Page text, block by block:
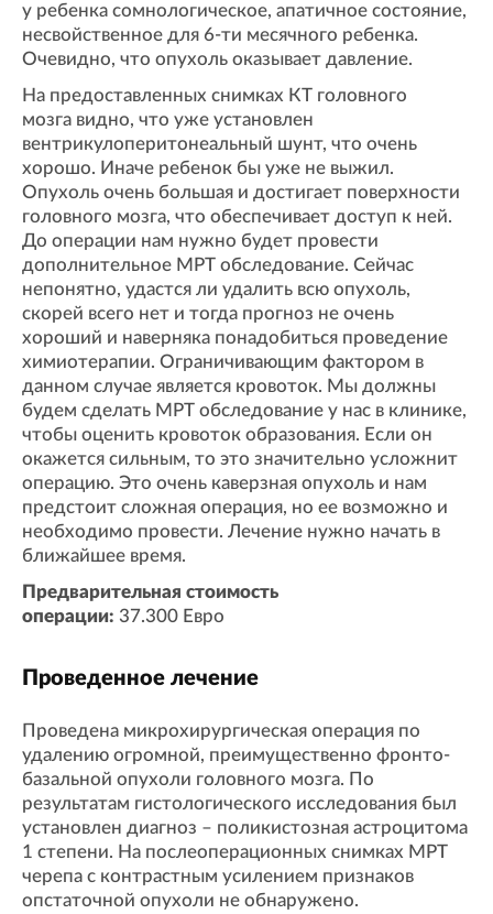
у ребенка сомнологическое, апатичное состояние,
несвойственное для 6-ти месячного ребенка.
Очевидно, что опухоль оказывает давление.
На предоставленных снимках КТ головного
мозга видно, что уже установлен
вентрикулоперитонеальный шунт, что очень
хорошо. Иначе ребенок бы уже не выжил.
Опухоль очень большая и достигает поверхности
головного мозга, что обеспечивает доступ к ней.
До операции нам нужно будет провести
дополнительное МРТ обследование. Сейчас
непонятно, удастся ли удалить всю опухоль,
скорей всего нет и тогда прогноз не очень
хороший и наверняка понадобиться проведение
химиотерапии. Ограничивающим фактором в
данном случае является кровоток. Мы должны
будем сделать МРТ обследование у нас в клинике,
чтобы оценить кровоток образования. Если он
окажется сильным, то это значительно усложнит
операцию. Это очень каверзная опухоль и нам
предстоит сложная операция, но ее возможно и
необходимо провести. Лечение нужно начать в
ближайшее время.
Предварительная стоимость
операции: 37.300 Евро
Проведенное лечение
Проведена микрохирургическая операция по
удалению огромной, преимущественно фронто-
базальной опухоли головного мозга. По
результатам гистологического исследования был
установлен диагноз – поликистозная астроцитома
1 степени. На послеоперационных снимках МРТ
черепа с контрастным усилением признаков
опстаточной опухоли не обнаружено.